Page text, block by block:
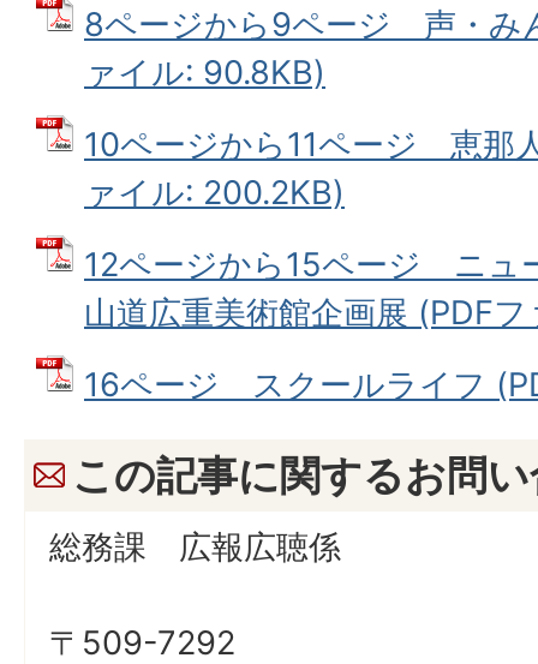
8ページから9ページ 声・み
ァイル: 90.8KB)
10ページから11ページ 恵那
ァイル: 200.2KB)
12ページから15ページ ニ
山道広重美術館企画展 (PDFフ
16ページ スクールライフ
この記事に関するお問
総務課 広報広聴係
〒509-7292